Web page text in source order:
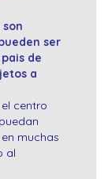
ser
de
a
centro
muchas
al